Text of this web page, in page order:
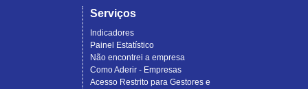
Serviços
Indicadores
Painel Estatístico
Não encontrei a empresa
Como Aderir - Empresas
Acesso Restrito para Gestores e